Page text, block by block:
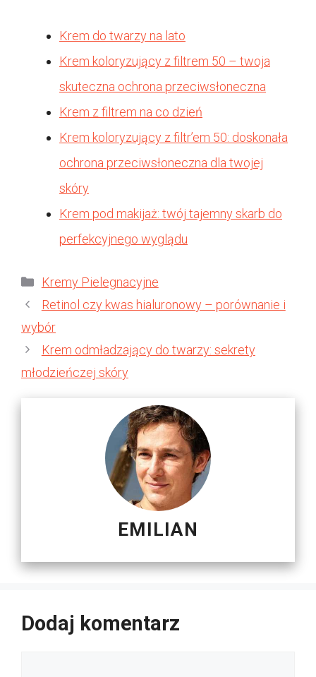
Krem do twarzy na lato
Krem koloryzujący z filtrem 50 – twoja
skuteczna ochrona przeciwsłoneczna
Krem z filtrem na co dzień
Krem koloryzujący z filtr’em 50: doskonała
ochrona przeciwsłoneczna dla twojej
skóry
Krem pod makijaż: twój tajemny skarb do
perfekcyjnego wyglądu
Kategorie
Kremy Pielegnacyjne
Retinol czy kwas hialuronowy – porównanie i
wybór
Krem odmładzający do twarzy: sekrety
młodzieńczej skóry
EMILIAN
Dodaj komentarz